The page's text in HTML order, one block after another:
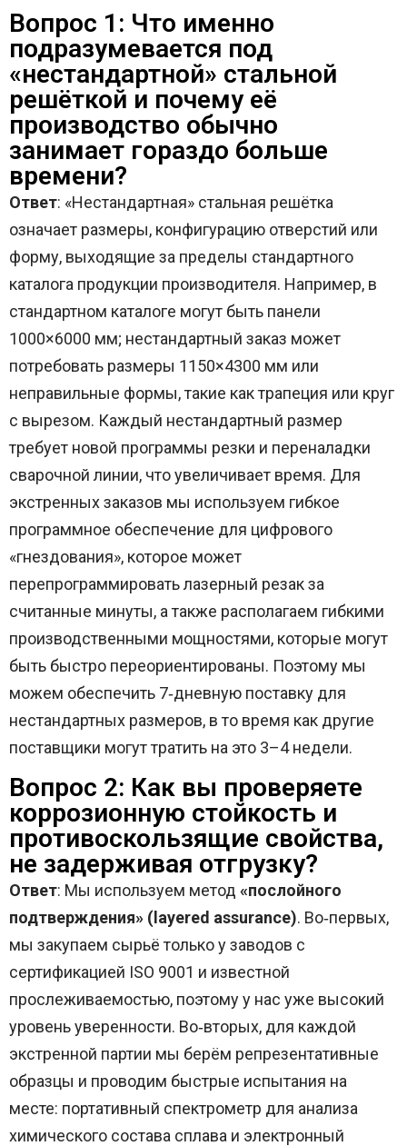
Вопрос 1: Что именно
подразумевается под
«нестандартной» стальной
решёткой и почему её
производство обычно
занимает гораздо больше
времени?
Ответ: «Нестандартная» стальная решётка
означает размеры, конфигурацию отверстий или
форму, выходящие за пределы стандартного
каталога продукции производителя. Например, в
стандартном каталоге могут быть панели
1000×6000 мм; нестандартный заказ может
потребовать размеры 1150×4300 мм или
неправильные формы, такие как трапеция или круг
с вырезом. Каждый нестандартный размер
требует новой программы резки и переналадки
сварочной линии, что увеличивает время. Для
экстренных заказов мы используем гибкое
программное обеспечение для цифрового
«гнездования», которое может
перепрограммировать лазерный резак за
считанные минуты, а также располагаем гибкими
производственными мощностями, которые могут
быть быстро переориентированы. Поэтому мы
можем обеспечить 7‑дневную поставку для
нестандартных размеров, в то время как другие
поставщики могут тратить на это 3–4 недели.
Вопрос 2: Как вы проверяете
коррозионную стойкость и
противоскользящие свойства,
не задерживая отгрузку?
Ответ: Мы используем метод «послойного
подтверждения» (layered assurance). Во‑первых,
мы закупаем сырьё только у заводов с
сертификацией ISO 9001 и известной
прослеживаемостью, поэтому у нас уже высокий
уровень уверенности. Во‑вторых, для каждой
экстренной партии мы берём репрезентативные
образцы и проводим быстрые испытания на
месте: портативный спектрометр для анализа
химического состава сплава и электронный